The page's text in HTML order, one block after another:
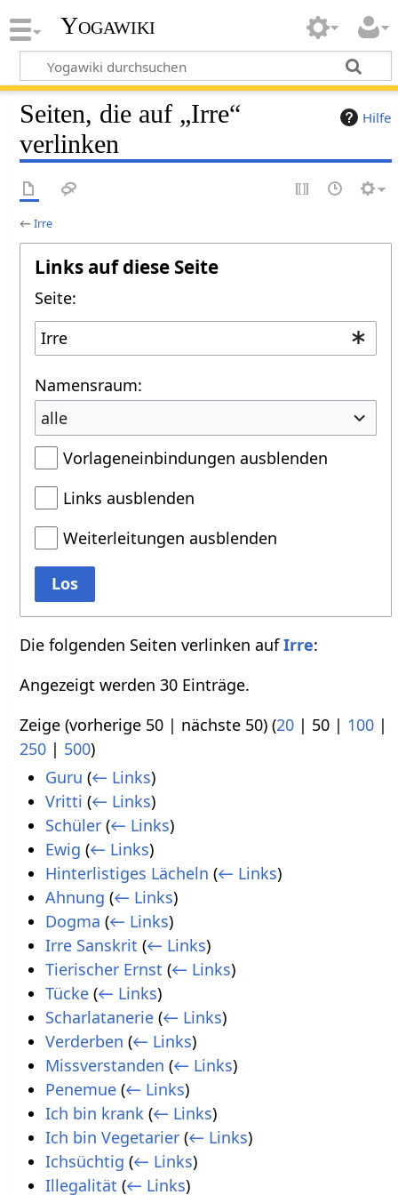
Yogawiki
Hilfe
Seiten, die auf „Irre“
verlinken
←Irre
Links auf diese Seite
Seite:
Namensraum:
alle
Vorlageneinbindungen ausblenden
Links ausblenden
Weiterleitungen ausblenden
Los
Die folgenden Seiten verlinken aufIrre:
Angezeigt werden 30 Einträge.
Zeige (vorherige 50 | nächste 50) (20 | 50 | 100 |
250 | 500)
Guru (← Links)
Vritti (← Links)
Schüler (← Links)
Ewig (← Links)
Hinterlistiges Lächeln (← Links)
Ahnung (← Links)
Dogma (← Links)
Irre Sanskrit (← Links)
Tierischer Ernst (← Links)
Tücke (← Links)
Scharlatanerie (← Links)
Verderben (← Links)
Missverstanden (← Links)
Penemue (← Links)
Ich bin krank (← Links)
Ich bin Vegetarier (← Links)
Ichsüchtig (← Links)
Illegalität (← Links)